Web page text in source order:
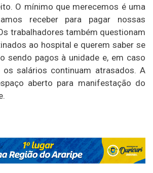
O mínimo que merecemos é uma
receber para pagar nossas
trabalhadores também questionam
ao hospital e querem saber se
sendo pagos à unidade e, em caso
os salários continuam atrasados. A
aberto para manifestação do